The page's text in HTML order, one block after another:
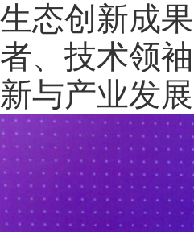
生态创新成
者、技术领
新与产业发展